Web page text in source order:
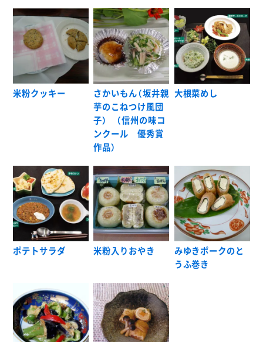
米粉クッキー
さかいもん（坂井親
芋のこねつけ風団
子） （信州の味コ
ンクール 優秀賞
作品）
大根菜めし
ポテトサラダ 米粉入りおやき
みゆきポークのと
うふ巻き